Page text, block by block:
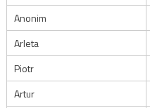
Anonim
Arleta
Piotr
Artur